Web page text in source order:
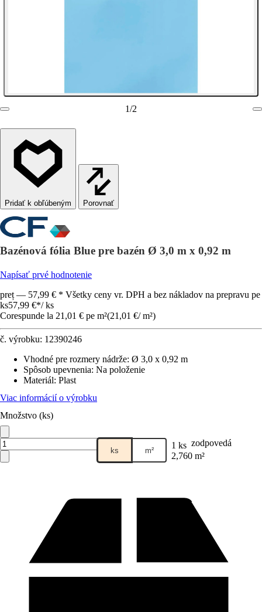
1/2
Porovnať
Bazénová fólia Blue pre bazén Ø 3,0 m x 0,92 m
Napísať prvé hodnotenie
preț — 57,99 € * Všetky ceny vr. DPH a bez nákladov na prepravu pe
ks57,99 €*/ ks
Corespunde la 21,01 € pe m²(21,01 €/ m²)
č. výrobku: 12390246
Vhodné pre rozmery nádrže: Ø 3,0 x 0,92 m
Spôsob upevnenia: Na položenie
Materiál: Plast
Viac informácií o výrobku
Množstvo (ks)
ks m² 1 ks zodpovedá
2,760 m²